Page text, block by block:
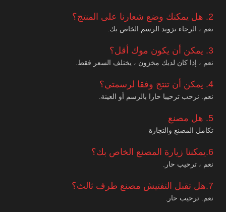
2. هل يمكنك وضع شعارنا على المنتج؟
نعم ، الرجاء تزويد الرسم الخاص بك.
3. يمكن أن يكون موك أقل؟
نعم ، إذا كان لديك مخزون ، يختلف السعر فقط.
4. يمكن أن تنتج وفقا لرسمتي؟
نعم. نرحب ترحيبا حارا بالرسم أو العينة.
5. هل مصنع
تكامل المصنع والتجارة
6.يمكننا زيارة المصنع الخاص بك؟
نعم ، ترحيب حار.
7.هل تقبل التفتيش مصنع طرف ثالث؟
نعم. ترحيب حار.